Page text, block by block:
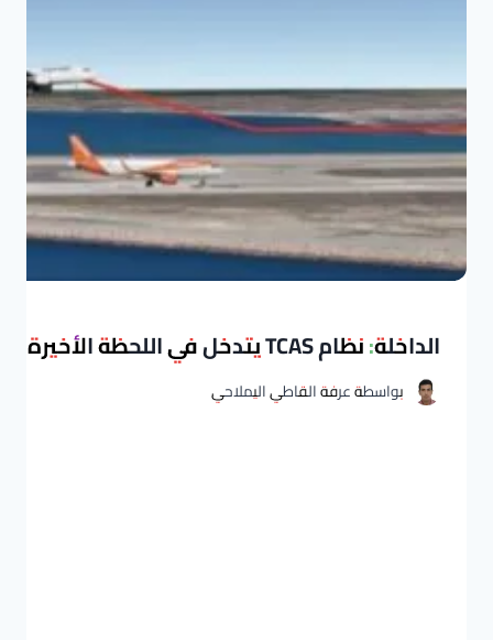
الداخلة: نظام TCAS يتدخل في اللحظة الأخيرة لتفادي اصطدام طائرتي إيبيريا وإير يوروبا
بواسطةعرفة القاطي اليملاحي